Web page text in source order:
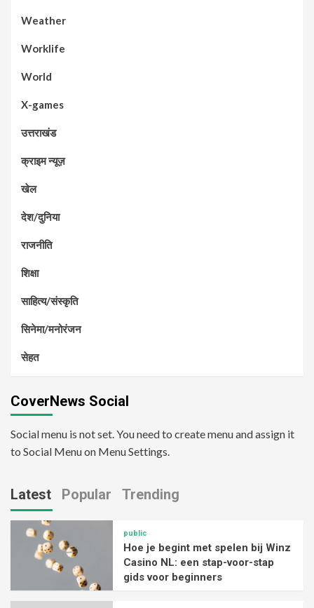
Weather
Worklife
World
X-games
उत्तराखंड
क्राइम न्यूज़
खेल
देश/दुनिया
राजनीति
शिक्षा
साहित्य/संस्कृति
सिनेमा/मनोरंजन
सेहत
CoverNews Social
Social menu is not set. You need to create menu and assign it
to Social Menu on Menu Settings.
Latest Popular Trending
public
Hoe je begint met spelen bij Winz
Casino NL: een stap-voor-stap
gids voor beginners